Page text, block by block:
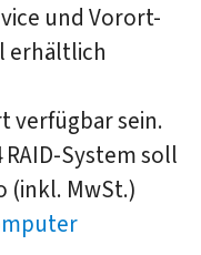
und Vorort-
erhältlich
verfügbar sein.
RAID-System soll
(inkl. MwSt.)